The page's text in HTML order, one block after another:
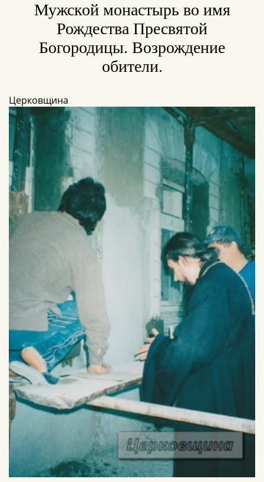
Мужской монастырь во имя
Рождества Пресвятой
Богородицы. Возрождение
обители.
Церковщина